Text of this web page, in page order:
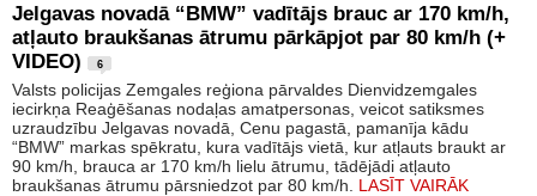
Jelgavas novadā “BMW” vadītājs brauc ar 170 km/h,
atļauto braukšanas ātrumu pārkāpjot par 80 km/h (+
VIDEO)
6
Valsts policijas Zemgales reģiona pārvaldes Dienvidzemgales
iecirkņa Reaģēšanas nodaļas amatpersonas, veicot satiksmes
uzraudzību Jelgavas novadā, Cenu pagastā, pamanīja kādu
“BMW” markas spēkratu, kura vadītājs vietā, kur atļauts braukt ar
90 km/h, brauca ar 170 km/h lielu ātrumu, tādējādi atļauto
braukšanas ātrumu pārsniedzot par 80 km/h. LASĪT VAIRĀK